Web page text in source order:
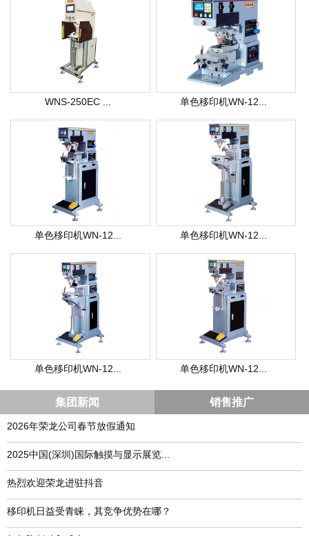
WNS-250EC ... 单色移印机WN-12...
单色移印机WN-12... 单色移印机WN-12...
单色移印机WN-12... 单色移印机WN-12...
集团新闻 销售推广
2026年荣龙公司春节放假通知
​2025中国(深圳)国际触摸与显示展览...
热烈欢迎荣龙进驻抖音
移印机日益受青睐，其竞争优势在哪？